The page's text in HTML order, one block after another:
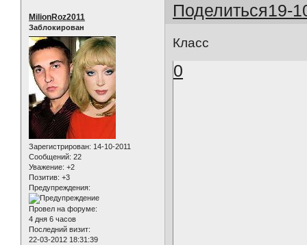
Поделиться19-
MilionRoz2011
Заблокирован
Зарегистрирован: 14-10-2011
Сообщений: 22
Уважение: +2
Позитив: +3
Предупреждения:
Провел на форуме:
4 дня 6 часов
Последний визит:
22-03-2012 18:31:39
Класс
0